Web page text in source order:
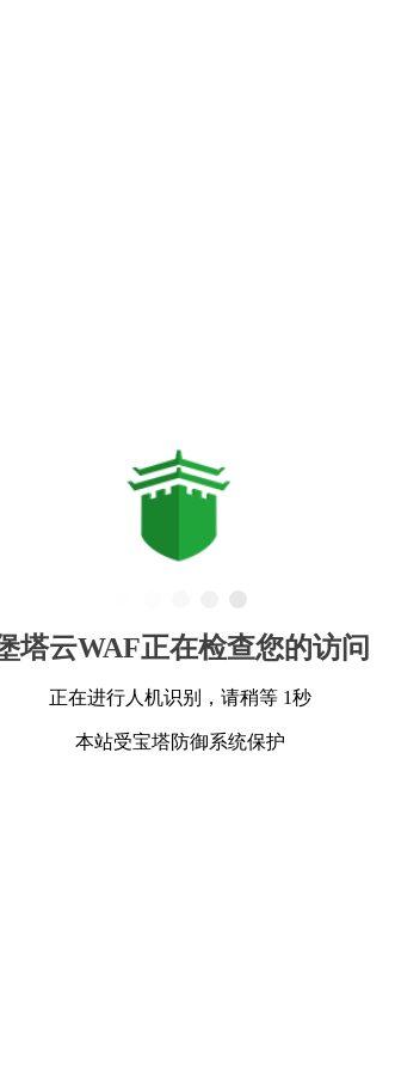
塔云WAF正在检查您的访问
正在进行人机识别，请稍等 1秒
本站受宝塔防御系统保护